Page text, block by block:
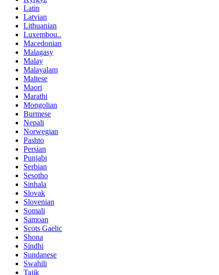
Latin
Latvian
Lithuanian
Luxembou..
Macedonian
Malagasy
Malay
Malayalam
Maltese
Maori
Marathi
Mongolian
Burmese
Nepali
Norwegian
Pashto
Persian
Punjabi
Serbian
Sesotho
Sinhala
Slovak
Slovenian
Somali
Samoan
Scots Gaelic
Shona
Sindhi
Sundanese
Swahili
Tajik